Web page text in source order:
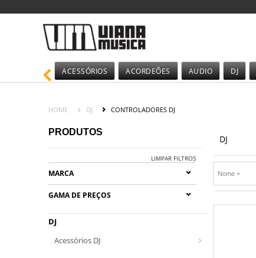
ACESSÓRIOS ACORDEÕES AUDIO DJ
HOME DJ CONTROLADORES DJ
PRODUTOS
LIMPAR FILTROS
MARCA
GAMA DE PREÇOS
DJ
Acessórios DJ
DJ